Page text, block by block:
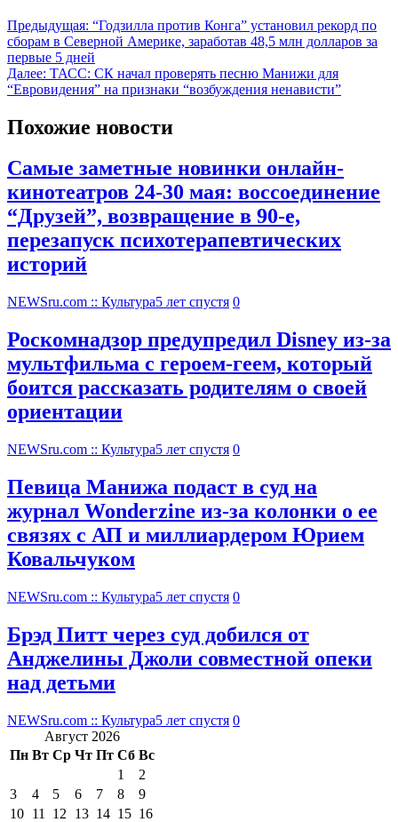
Предыдущая: “Годзилла против Конга” установил рекорд по
сборам в Северной Америке, заработав 48,5 млн долларов за
первые 5 дней
Далее: ТАСС: СК начал проверять песню Манижи для
“Евровидения” на признаки “возбуждения ненависти”
Похожие новости
Самые заметные новинки онлайн-
кинотеатров 24-30 мая: воссоединение
“Друзей”, возвращение в 90-е,
перезапуск психотерапевтических
историй
NEWSru.com :: Культура5 лет спустя 0
Роскомнадзор предупредил Disney из-за
мультфильма c героем-геем, который
боится рассказать родителям о своей
ориентации
NEWSru.com :: Культура5 лет спустя 0
Певица Манижа подаст в суд на
журнал Wonderzine из-за колонки о ее
связях с АП и миллиардером Юрием
Ковальчуком
NEWSru.com :: Культура5 лет спустя 0
Брэд Питт через суд добился от
Анджелины Джоли совместной опеки
над детьми
NEWSru.com :: Культура5 лет спустя 0
Август 2026
Пн Вт Ср Чт Пт Сб Вс
1
2
3
4 5 6 7 8
9
10 11 12 13 14 15 16